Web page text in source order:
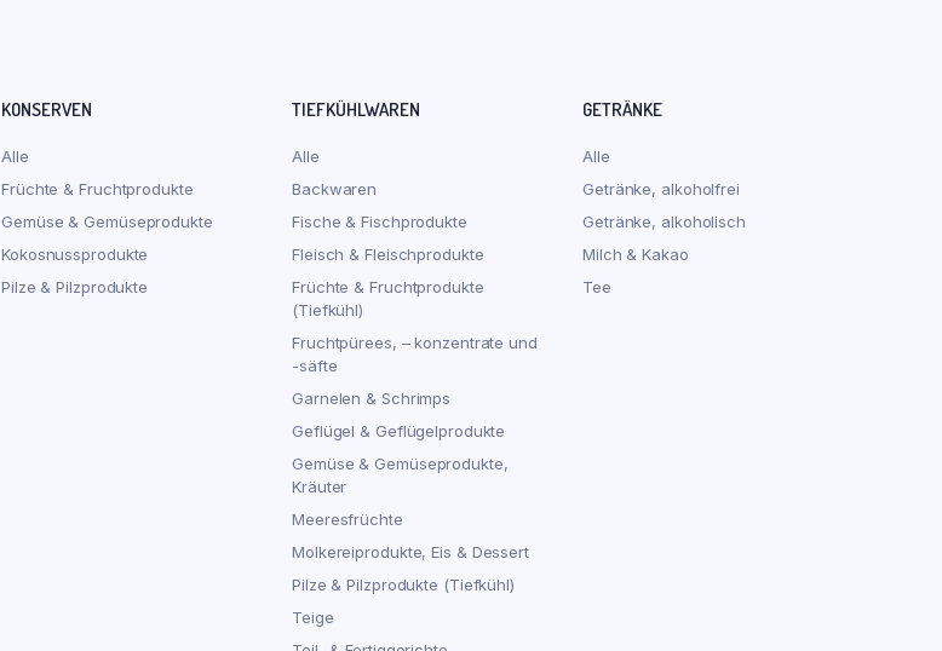
KONSERVEN
Alle
Früchte & Fruchtprodukte
Gemüse & Gemüseprodukte
Kokosnussprodukte
Pilze & Pilzprodukte
TIEFKÜHLWAREN
Alle
Backwaren
Fische & Fischprodukte
Fleisch & Fleischprodukte
Früchte & Fruchtprodukte
(Tiefkühl)
Fruchtpürees, – konzentrate und
-säfte
Garnelen & Schrimps
Geflügel & Geflügelprodukte
Gemüse & Gemüseprodukte,
Kräuter
Meeresfrüchte
Molkereiprodukte, Eis & Dessert
Pilze & Pilzprodukte (Tiefkühl)
Teige
GETRÄNKE
Alle
Getränke, alkoholfrei
Getränke, alkoholisch
Milch & Kakao
Tee